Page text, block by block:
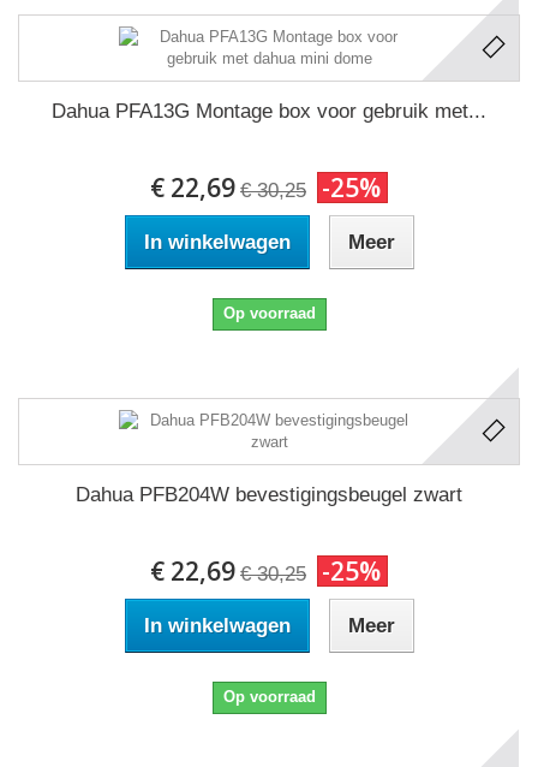
Dahua PFA13G Montage box voor gebruik met...
€ 22,69 € 30,25 -25%
In winkelwagen Meer
Op voorraad
Dahua PFB204W bevestigingsbeugel zwart
€ 22,69 € 30,25 -25%
In winkelwagen Meer
Op voorraad